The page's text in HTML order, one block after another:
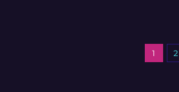
1 2